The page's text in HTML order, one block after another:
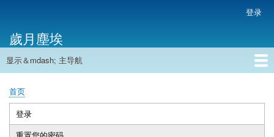
主
内
帐
户
菜
单
登录
歲月塵埃
主
航
显示＆mdash; 主导航
首页
面
包
屑
首页
主
登录
动
重置您的密码